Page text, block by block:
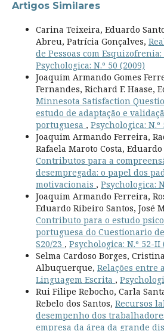
Artigos Similares
Carina Teixeira, Eduardo
Abreu, Patrícia Gonçalves,
de Pessoas com Esquizofrenia:
Psychologica: N.º 50 (2009)
Joaquim Armando Gomes
Fernandes, Richard F. Haase,
Minnesota Satisfaction
estudo de adaptação e
portuguesa , Psychologica: N.º
Joaquim Armando Ferreira,
Rafaela Maroto Costa,
Contributos para a
desempregada: o papel dos
motivacionais , Psychologica:
Joaquim Armando Ferreira,
Eduardo Ribeiro Santos, José
Contributo para o estudo
portuguesa do Cuestionario
S20/23 , Psychologica: N.º 52-II
Selma Cardoso Borges,
Albuquerque, Relações entre
Linguagem Escrita ,
Rui Filipe Rebocho, Carla
Rebelo dos Santos, Recursos
desempenho dos
empresa da área da grande